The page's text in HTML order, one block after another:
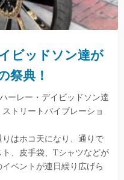
ビッドソン達が
祭典！
ーレー・デイビッドソン達
トリートバイブレーショ
はホコ天になり、通りで
、皮手袋、Tシャツなどが
ベントが連日繰り広げら